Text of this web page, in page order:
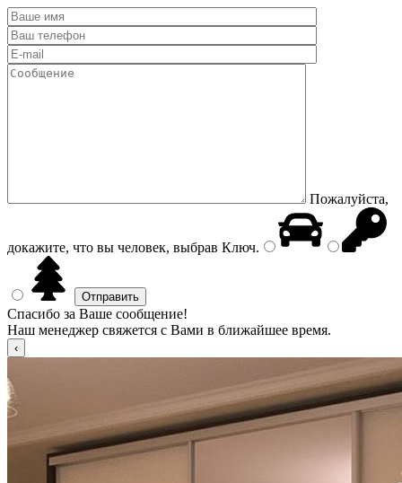
Пожалуйста,
докажите, что вы человек, выбрав Ключ.
Спасибо за Ваше сообщение!
Наш менеджер свяжется с Вами в ближайшее время.